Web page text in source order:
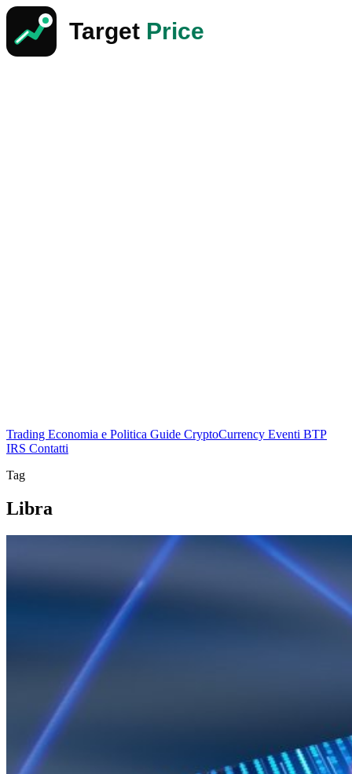
Trading Economia e Politica Guide CryptoCurrency Eventi BTP
IRS Contatti
Tag
Libra